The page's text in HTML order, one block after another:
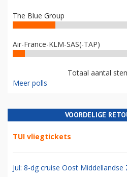
The Blue Group
Air-France-KLM-SAS(-TAP)
Totaal aantal
Meer polls
VOORDELIGE
TUI vliegtickets
Jul: 8-dg cruise Oost Middellandse